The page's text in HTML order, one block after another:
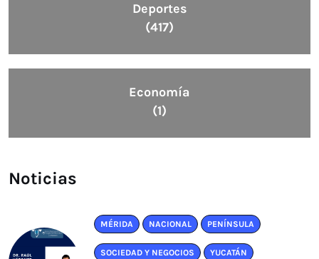
Deportes
(417)
Economía
(1)
Noticias
MÉRIDA NACIONAL PENÍNSULA
SOCIEDAD Y NEGOCIOS YUCATÁN